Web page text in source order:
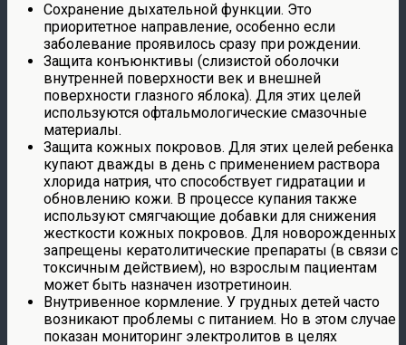
Сохранение дыхательной функции. Это
приоритетное направление, особенно если
заболевание проявилось сразу при рождении.
Защита конъюнктивы (слизистой оболочки
внутренней поверхности век и внешней
поверхности глазного яблока). Для этих целей
используются офтальмологические смазочные
материалы.
Защита кожных покровов. Для этих целей ребенка
купают дважды в день с применением раствора
хлорида натрия, что способствует гидратации и
обновлению кожи. В процессе купания также
используют смягчающие добавки для снижения
жесткости кожных покровов. Для новорожденных
запрещены кератолитические препараты (в связи с
токсичным действием), но взрослым пациентам
может быть назначен изотретиноин.
Внутривенное кормление. У грудных детей часто
возникают проблемы с питанием. Но в этом случае
показан мониторинг электролитов в целях